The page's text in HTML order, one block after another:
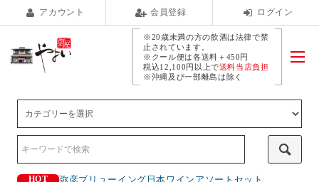
アカウント 会員登録 ログイン
※20歳未満の方の飲酒は法律で禁
止されています。
※クール便は各送料＋450円
税込12,100円以上で送料当店負担
※沖縄及び一部離島は除く
HOT
弥彦ブリューイング 日本ワインアソートセット